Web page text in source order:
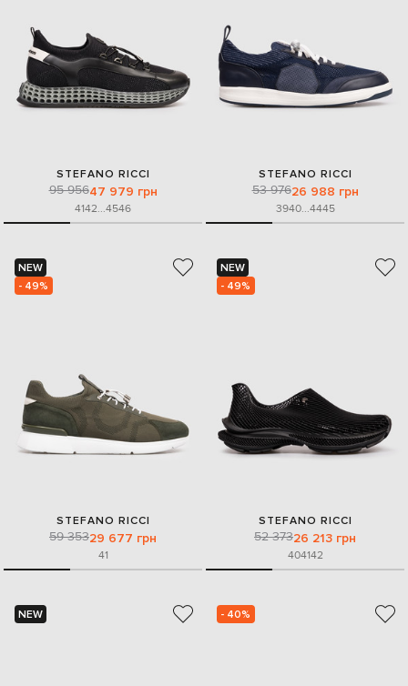
STEFANO RICCI
95 95647 979 грн
4142...4546
STEFANO RICCI
53 97626 988 грн
3940...4445
NEW
- 49%
STEFANO RICCI
59 35329 677 грн
41
NEW
- 49%
STEFANO RICCI
52 37326 213 грн
404142
NEW - 40%